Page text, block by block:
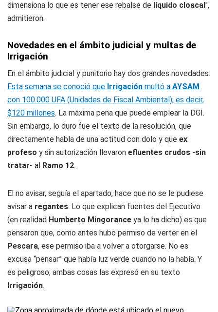
dimensiona lo que es tener ese rebalse de líquido cloacal",
admitieron.
Novedades en el ámbito judicial y multas de
Irrigación
En el ámbito judicial y punitorio hay dos grandes novedades.
Esta semana se conoció que Irrigación multó a AYSAM
con 100.000 UFA (Unidades de Fiscal Ambiental); es decir,
$120 millones. La máxima pena que puede emplear la DGI.
Sin embargo, lo duro fue el texto de la resolución, que
directamente habla de una actitud con dolo y que ex
profeso y sin autorización llevaron efluentes crudos -sin
tratar- al Ramo 12.
El no avisar, seguía el apartado, hace que no se le pudiese
avisar a regantes. Lo que explican fuentes del Ejecutivo
(en realidad Humberto Mingorance ya lo ha dicho) es que
pensaron que, como antes hubo permiso de verter en el
Pescara, ese permiso iba a volver a otorgarse. No es
excusa “pensar” que había luz verde cuando no la había. Y
es peligroso; ambas cosas las expresó en su texto
Irrigación.